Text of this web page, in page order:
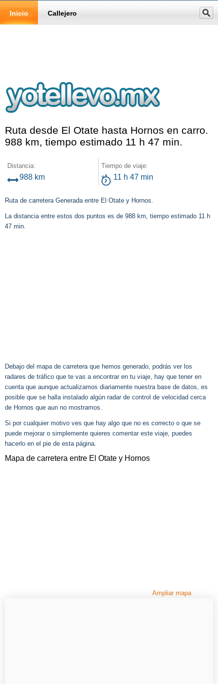
Inicio Callejero
Ruta desde El Otate hasta Hornos en carro.
988 km, tiempo estimado 11 h 47 min.
Distancia:
988 km
Tiempo de viaje:
11 h 47 min
Ruta de carretera Generada entre El Otate y Hornos.
La distancia entre estos dos puntos es de 988 km, tiempo estimado 11 h
47 min.
Debajo del mapa de carretera que hemos generado, podrás ver los
radares de tráfico que te vas a encontrar en tu viaje, hay que tener en
cuenta que aunque actualizamos diariamente nuestra base de datos, es
posible que se halla instalado algún radar de control de velocidad cerca
de Hornos que aun no mostramos.
Si por cualquier motivo ves que hay algo que no es correcto o que se
puede mejorar o simplemente quieres comentar este viaje, puedes
hacerlo en el pie de esta página.
Mapa de carretera entre El Otate y Hornos
Ampliar mapa